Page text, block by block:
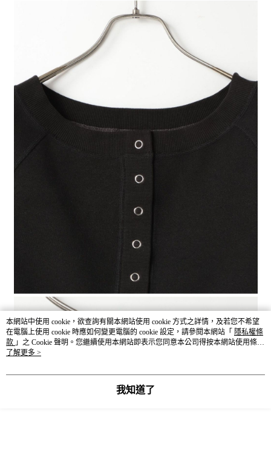
本網站中使用 cookie，欲查詢有關本網站使用 cookie 方式之詳情，及若您不希望
在電腦上使用 cookie 時應如何變更電腦的 cookie 設定，請參閱本網站「 隱私權條
款 」之 Cookie 聲明。您繼續使用本網站即表示您同意本公司得按本網站使用條款
之 Cookie 聲明使用 cookie。
了解更多 >
我知道了